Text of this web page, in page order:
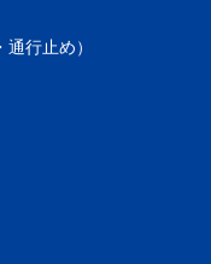
行止め）